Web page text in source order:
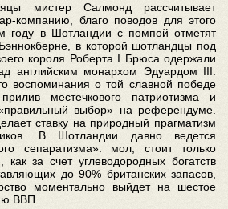
мистер Салмонд рассчитывает
компанию, благо поводов для этого
году в Шотландии с помпой отметят
в которой шотландцы под
короля Роберта I Брюса одержали
английским монархом Эдуардом III.
воспоминания о той славной победе
местечкового патриотизма и
выбор» на референдуме.
ставку на природный прагматизм
В Шотландии давно ведется
сепаратизма»: мол, стоит только
как за счет углеводородных богатств
до 90% британских запасов,
моментально выйдет на шестое
ВВП.